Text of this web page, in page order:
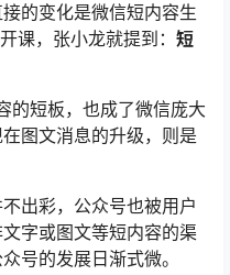
的变化是微信短内容生
课，张小龙就提到： 短
的短板，也成了微信庞大
图文消息的升级，则是
出彩，公众号也被用户
字或图文等短内容的渠
号的发展日渐式微。